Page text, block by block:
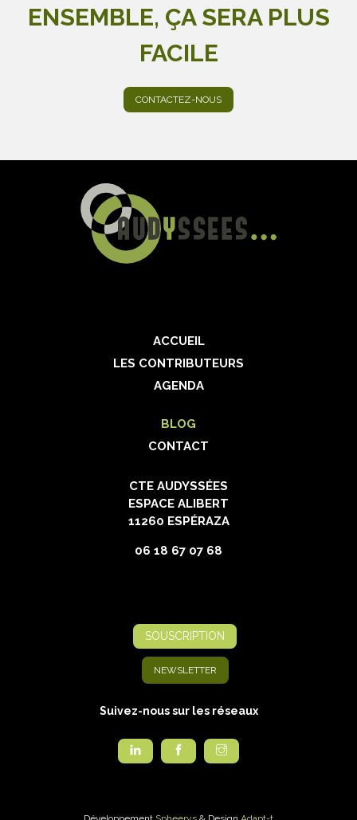
ENSEMBLE, ÇA SERA PLUS
FACILE
CONTACTEZ-NOUS
ACCUEIL
LES CONTRIBUTEURS
AGENDA
BLOG
CONTACT
CTE AUDYSSÉES
ESPACE ALIBERT
11260 ESPÉRAZA
06 18 67 07 68
SOUSCRIPTION
NEWSLETTER
Suivez-nous sur les réseaux